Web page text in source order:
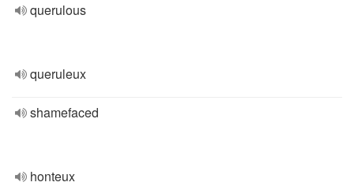
querulous
queruleux
shamefaced
honteux